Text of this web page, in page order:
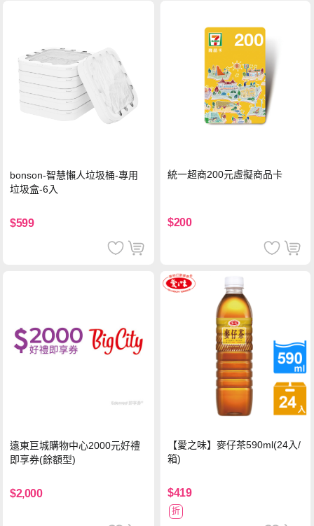
bonson-智慧懶人垃圾桶-專用
垃圾盒-6入
$599
統一超商200元虛擬商品卡
$200
遠東巨城購物中心2000元好禮
即享券(餘額型)
$2,000
【愛之味】麥仔茶590ml(24入/
箱)
$419
折